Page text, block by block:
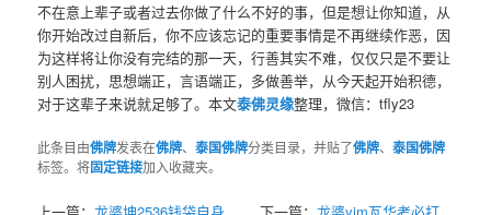
不在意上辈子或者过去你做了什么不好的事，但是想让你知道，从
你开始改过自新后，你不应该忘记的重要事情是不再继续作恶，因
为这样将让你没有完结的那一天，行善其实不难，仅仅只是不要让
别人困扰，思想端正，言语端正，多做善举，从今天起开始积德，
对于这辈子来说就足够了。本文泰佛灵缘整理，微信：tfly23
此条目由佛牌发表在佛牌、泰国佛牌分类目录，并贴了佛牌、泰国佛牌
标签。将固定链接加入收藏夹。